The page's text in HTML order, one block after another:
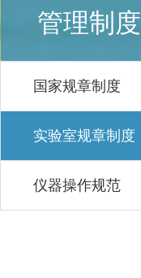
管理制度
国家规章制度
实验室规章制度
仪器操作规范